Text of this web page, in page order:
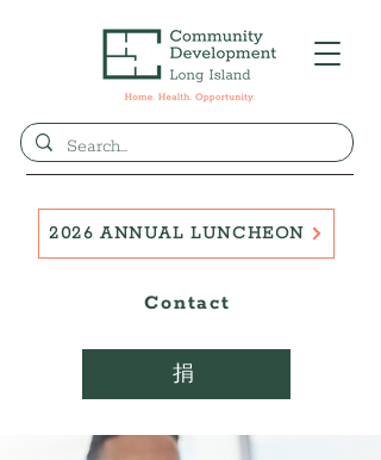
捐
Contact
2026 ANNUAL LUNCHEON